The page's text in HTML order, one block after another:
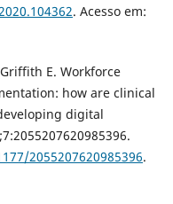
. Acesso em:
E. Workforce
how are clinical
digital
2055207620985396.